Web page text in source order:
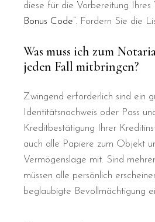
diese für die Vorbereitung Ihres
Bonus Code“. Fordern Sie die
Was muss ich zum
jeden Fall mitbringen?
Zwingend erforderlich sind ein
Identitätsnachweis oder Pass
Kreditbestätigung Ihrer
auch alle Papiere zum Objekt
Vermögenslage mit. Sind
müssen alle persönlich
beglaubigte Bevollmächtigung